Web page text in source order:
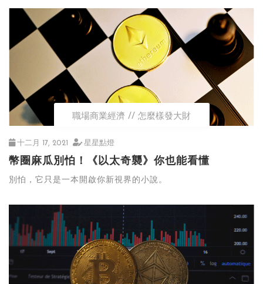
職場商業經濟 怎麼樣發大財
十二月 17, 2021 星星點燈
幣圈麻瓜別怕！《以太奇襲》你也能看懂
別怕，它只是一本開啟你新視界的小說。